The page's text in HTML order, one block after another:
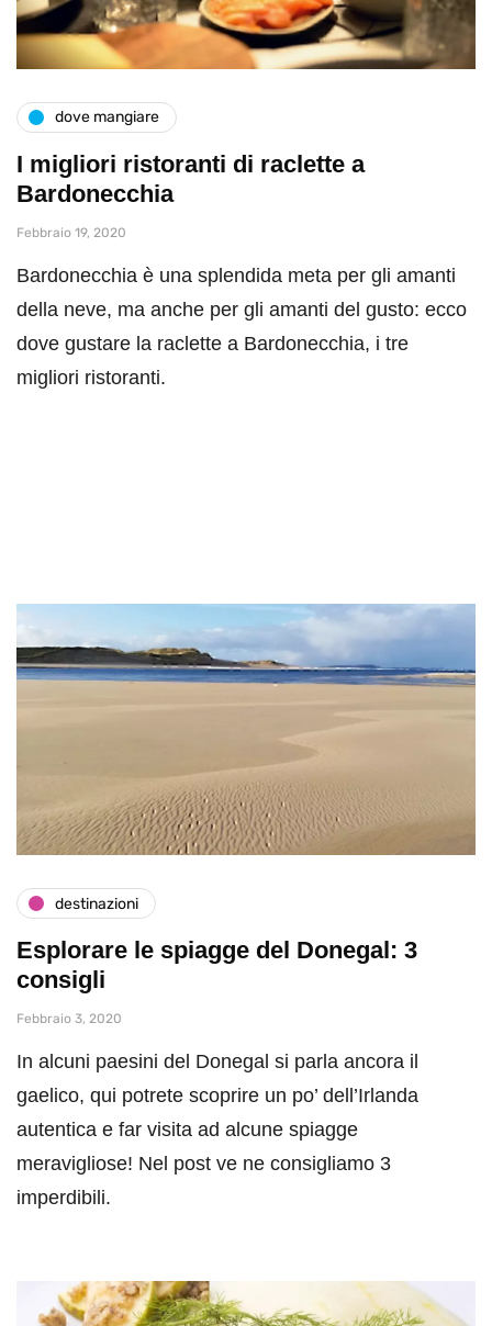
dove mangiare
I migliori ristoranti di raclette a
Bardonecchia
Febbraio 19, 2020
Bardonecchia è una splendida meta per gli amanti
della neve, ma anche per gli amanti del gusto: ecco
dove gustare la raclette a Bardonecchia, i tre
migliori ristoranti.
destinazioni
Esplorare le spiagge del Donegal: 3
consigli
Febbraio 3, 2020
In alcuni paesini del Donegal si parla ancora il
gaelico, qui potrete scoprire un po’ dell’Irlanda
autentica e far visita ad alcune spiagge
meravigliose! Nel post ve ne consigliamo 3
imperdibili.